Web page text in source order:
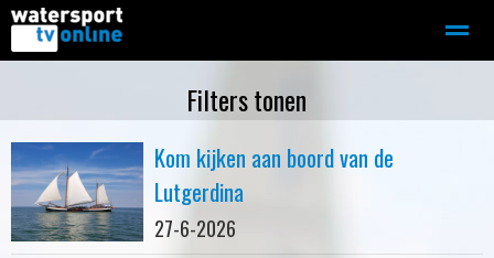
Motorboot-sloep Adverteren
Home
Filters tonen
Kom kijken aan boord van de
Lutgerdina
27-6-2026